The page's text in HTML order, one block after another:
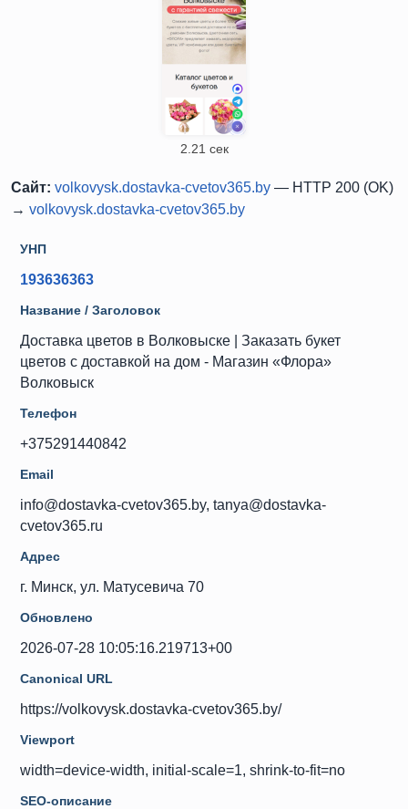
2.21 сек
Сайт: volkovysk.dostavka-cvetov365.by — HTTP 200 (OK)
→ volkovysk.dostavka-cvetov365.by
УНП
193636363
Название / Заголовок
Доставка цветов в Волковыске | Заказать букет
цветов с доставкой на дом - Магазин «Флора»
Волковыск
Телефон
+375291440842
Email
info@dostavka-cvetov365.by, tanya@dostavka-
cvetov365.ru
Адрес
г. Минск, ул. Матусевича 70
Обновлено
2026-07-28 10:05:16.219713+00
Canonical URL
https://volkovysk.dostavka-cvetov365.by/
Viewport
width=device-width, initial-scale=1, shrink-to-fit=no
SEO-описание